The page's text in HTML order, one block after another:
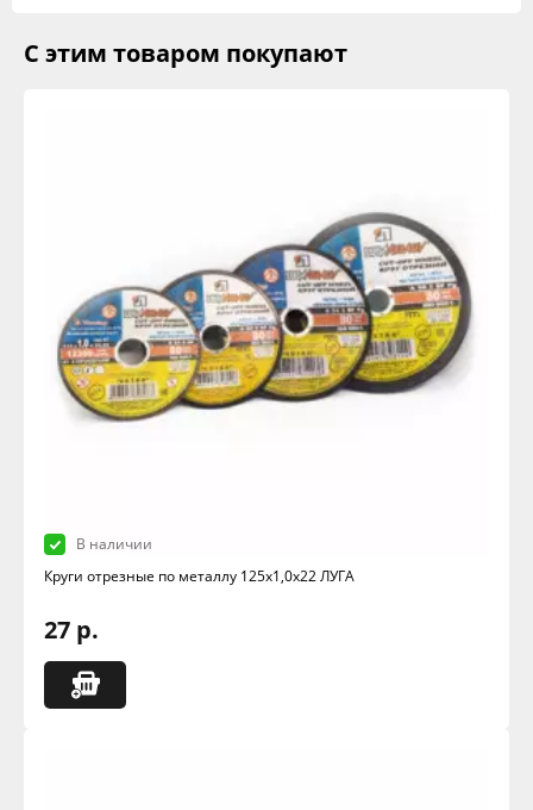
С этим товаром покупают
В наличии
Круги отрезные по металлу 125х1,0х22 ЛУГА
27 р.